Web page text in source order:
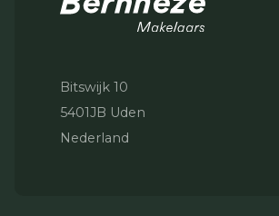
Bitswijk 10
5401JB Uden
Nederland